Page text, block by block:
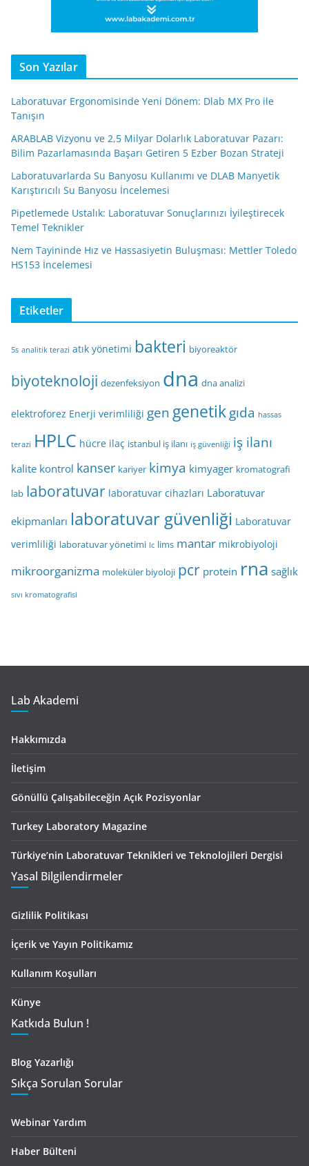
Son Yazılar
Laboratuvar Ergonomisinde Yeni Dönem: Dlab MX Pro ile
Tanışın
ARABLAB Vizyonu ve 2,5 Milyar Dolarlık Laboratuvar Pazarı:
Bilim Pazarlamasında Başarı Getiren 5 Ezber Bozan Strateji
Laboratuvarlarda Su Banyosu Kullanımı ve DLAB Manyetik
Karıştırıcılı Su Banyosu İncelemesi
Pipetlemede Ustalık: Laboratuvar Sonuçlarınızı İyileştirecek
Temel Teknikler
Nem Tayininde Hız ve Hassasiyetin Buluşması: Mettler Toledo
HS153 İncelemesi
Etiketler
5s analitik terazi atık yönetimi bakteri biyoreaktör
biyoteknoloji dezenfeksiyon dna dna analizi
elektroforez Enerji verimliliği gen genetikgıda hassas
terazi HPLC hücre ilaç istanbul iş ilanı iş güvenliği iş ilanı
kalite kontrol kanser kariyer kimya kimyager kromatografi
lab laboratuvar laboratuvar cihazları Laboratuvar
ekipmanları laboratuvar güvenliği Laboratuvar
verimliliği laboratuvar yönetimi lc lims mantar mikrobiyoloji
mikroorganizma moleküler biyoloji pcr protein rna sağlık
sıvı kromatografisi
Lab Akademi
Hakkımızda
İletişim
Gönüllü Çalışabileceğin Açık Pozisyonlar
Turkey Laboratory Magazine
Türkiye’nin Laboratuvar Teknikleri ve Teknolojileri Dergisi
Yasal Bilgilendirmeler
Gizlilik Politikası
İçerik ve Yayın Politikamız
Kullanım Koşulları
Künye
Katkıda Bulun !
Blog Yazarlığı
Sıkça Sorulan Sorular
Webinar Yardım
Haber Bülteni